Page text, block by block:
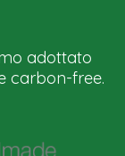
adottato
carbon-free.